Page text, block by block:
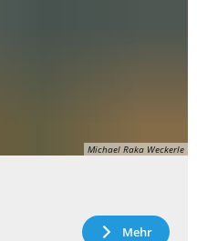
Michael Raka Weckerle
Mehr